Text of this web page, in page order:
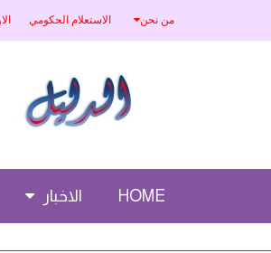
من نحن الاستعلام الحكومي
HOME الاخبار